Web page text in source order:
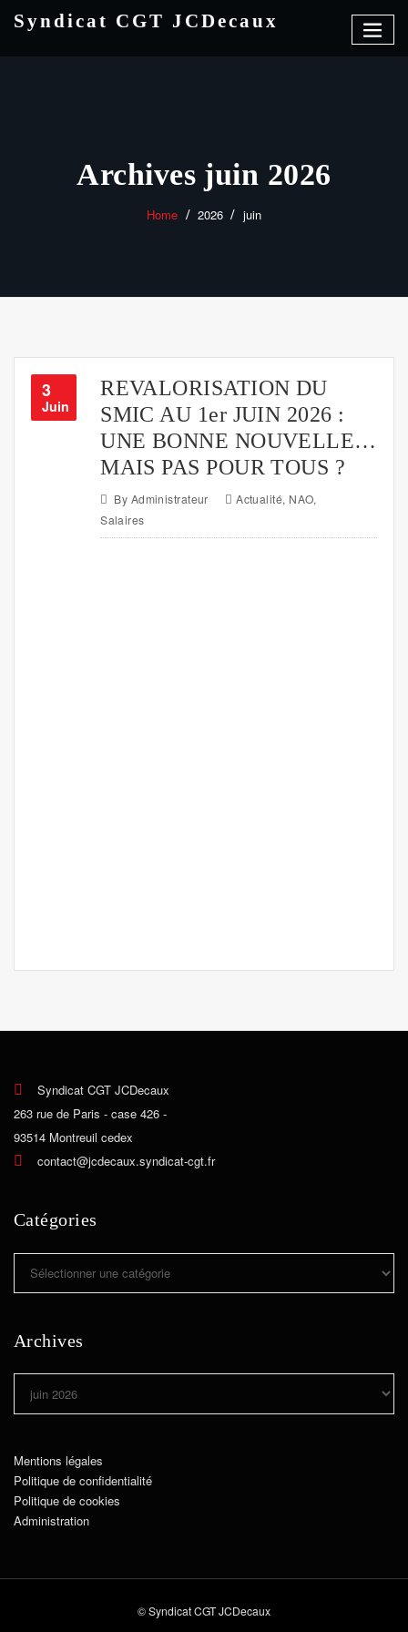
Syndicat CGT JCDecaux
Archives juin 2026
Home 2026 juin
3
Juin
REVALORISATION DU
SMIC AU 1er JUIN 2026 :
UNE BONNE NOUVELLE…
MAIS PAS POUR TOUS ?
By Administrateur Actualité, NAO,
Salaires
Syndicat CGT JCDecaux
263 rue de Paris - case 426 -
93514 Montreuil cedex
contact@jcdecaux.syndicat-cgt.fr
Catégories
Archives
Mentions légales
Politique de confidentialité
Politique de cookies
Administration
© Syndicat CGT JCDecaux